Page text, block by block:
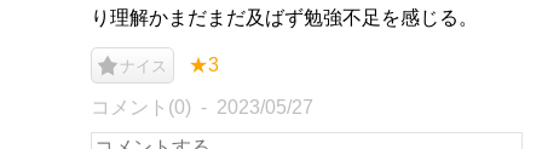
り理解かまだまだ及ばず勉強不足を感じる。
ナイス ★3
コメント(0) 2023/05/27